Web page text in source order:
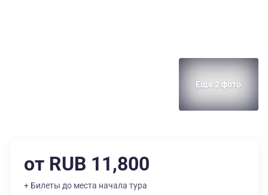
Еще 2 фото
от RUB 11,800
+ Билеты до места начала тура